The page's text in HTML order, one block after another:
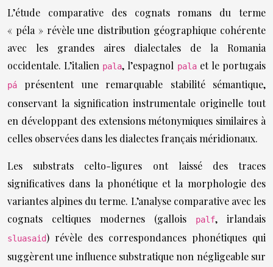
L’étude comparative des cognats romans du terme
« péla » révèle une distribution géographique cohérente
avec les grandes aires dialectales de la Romania
occidentale. L’italien pala, l’espagnol palaet le portugais
pá
présentent une remarquable stabilité sémantique,
conservant la signification instrumentale originelle tout
en développant des extensions métonymiques similaires à
celles observées dans les dialectes français méridionaux.
Les substrats celto-ligures ont laissé des traces
significatives dans la phonétique et la morphologie des
variantes alpines du terme. L’analyse comparative avec les
cognats celtiques modernes (gallois
palf, irlandais
sluasaid) révèle des correspondances phonétiques qui
suggèrent une influence substratique non négligeable sur